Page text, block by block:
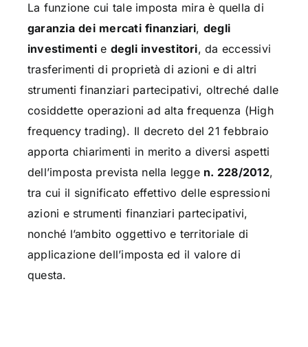
La funzione cui tale imposta mira è quella di
garanzia dei mercati finanziari, degli
investimentie degli investitori, da eccessivi
trasferimenti di proprietà di azioni e di altri
strumenti finanziari partecipativi, oltreché dalle
cosiddette operazioni ad alta frequenza (High
frequency trading). Il decreto del 21 febbraio
apporta chiarimenti in merito a diversi aspetti
dell’imposta prevista nella legge n. 228/2012,
tra cui il significato effettivo delle espressioni
azioni e strumenti finanziari partecipativi,
nonché l’ambito oggettivo e territoriale di
applicazione dell’imposta ed il valore di
questa.